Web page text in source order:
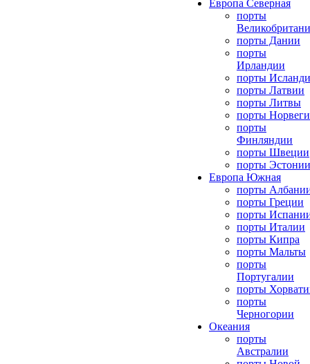
Европа Северная
порты
порты Дании
порты
Ирландии
порты
порты Латвии
порты Литвы
порты
порты
Финляндии
порты Швеции
порты Эстонии
Европа Южная
порты
порты Греции
порты
порты Италии
порты Кипра
порты Мальты
порты
Португалии
порты
порты
Черногории
Океания
порты
Австралии